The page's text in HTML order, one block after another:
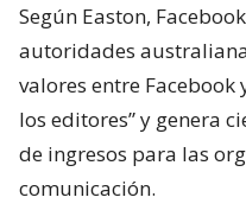
Según Easton,
autoridades
valores entre Facebook
los editores” y genera
de ingresos para las
comunicación.